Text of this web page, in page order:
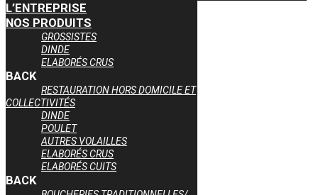
L’ENTREPRISE
NOS PRODUITS
GROSSISTES
DINDE
ELABORÉS CRUS
BACK
RESTAURATION HORS DOMICILE ET
COLLECTIVITÉS
DINDE
POULET
AUTRES VOLAILLES
ELABORÉS CRUS
ELABORÉS CUITS
BACK